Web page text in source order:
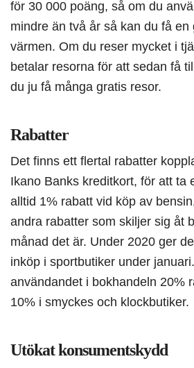
för 30 000 poäng, så om du
mindre än två år så kan du få en
värmen. Om du reser mycket i
betalar resorna för att sedan få
du ju få många gratis resor.
Rabatter
Det finns ett flertal rabatter
Ikano Banks kreditkort, för att ta
alltid 1% rabatt vid köp av
andra rabatter som skiljer sig åt
månad det är. Under 2020 ger
inköp i sportbutiker under
användandet i bokhandeln 20%
10% i smyckes och klockbutiker.
Utökat konsumentskydd